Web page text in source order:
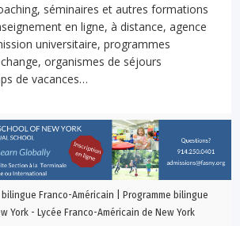
séminaires et autres formations
en ligne, à distance, agence
universitaire, programmes
organismes de séjours
de vacances…
Franco-Américain | Programme bilingue
York - Lycée Franco-Américain de New York